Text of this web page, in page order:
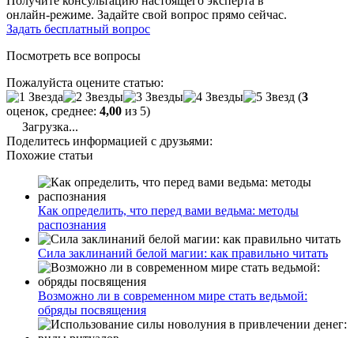
онлайн-режиме. Задайте свой вопрос прямо сейчас.
Задать бесплатный вопрос
Посмотреть все вопросы
Пожалуйста оцените статью:
(3
оценок, среднее: 4,00 из 5)
Загрузка...
Поделитесь информацией с друзьями:
Похожие статьи
Как определить, что перед вами ведьма: методы
распознания
Сила заклинаний белой магии: как правильно читать
Возможно ли в современном мире стать ведьмой:
обряды посвящения